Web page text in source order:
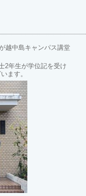
越中島キャンパス講堂
2年生が学位記を受け
ます。